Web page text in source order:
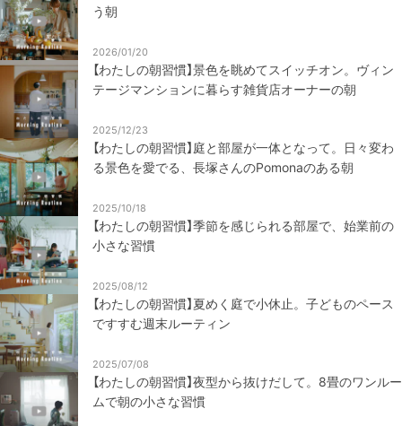
う朝
2026/01/20
【わたしの朝習慣】景色を眺めてスイッチオン。ヴィン
テージマンションに暮らす雑貨店オーナーの朝
2025/12/23
【わたしの朝習慣】庭と部屋が一体となって。日々変わ
る景色を愛でる、長塚さんのPomonaのある朝
2025/10/18
【わたしの朝習慣】季節を感じられる部屋で、始業前の
小さな習慣
2025/08/12
【わたしの朝習慣】夏めく庭で小休止。子どものペース
ですすむ週末ルーティン
2025/07/08
【わたしの朝習慣】夜型から抜けだして。8畳のワンルー
ムで朝の小さな習慣